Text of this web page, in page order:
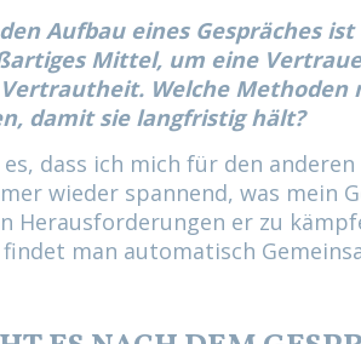
Aufbau eines Gespräches
Mittel, um eine
Welche
damit sie langfristig hält?
dass ich mich für den
wieder spannend, was mein
Herausforderungen er zu
man automatisch